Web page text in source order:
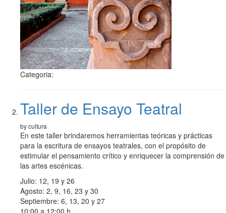
Categoria:
Taller de Ensayo Teatral
by cultura
En este taller brindaremos herramientas teóricas y prácticas
para la escritura de ensayos teatrales, con el propósito de
estimular el pensamiento crítico y enriquecer la comprensión de
las artes escénicas.
Julio: 12, 19 y 26
Agosto: 2, 9, 16, 23 y 30
Septiembre: 6, 13, 20 y 27
10:00 a 12:00 h.